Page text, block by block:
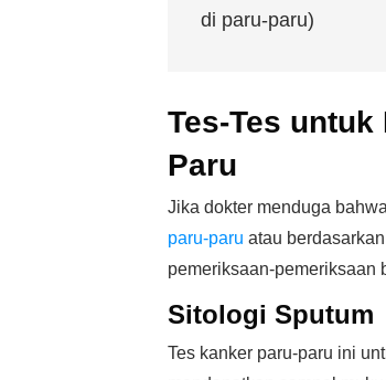
di paru-paru)
Tes-Tes
Paru
Jika dokter menduga
paru-paru atau
pemeriksaan-pemeriksaan
Sitologi Sputum
Tes kanker paru-paru ini